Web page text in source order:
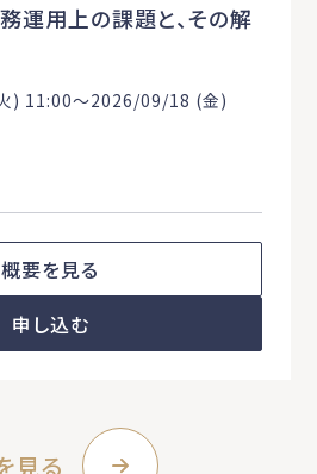
運用上の課題と、その解
) 11:00〜2026/09/18 (金)
概要を見る
申し込む
見る